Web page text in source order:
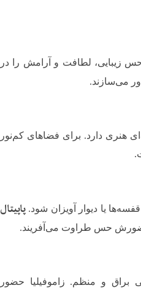
زیبایی، لطافت و آرامش را در
می‌سازند.
هنری دارد. برای فضاهای کم‌نور
یا دیوار آویزان شود.پاپیتال
حضورش حس طراوت می‌آفریند.
براق و منظم. زاموفیلیا حضور